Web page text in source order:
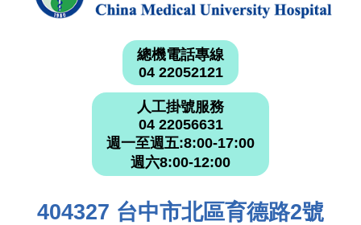
總機電話專線
04 22052121
人工掛號服務
04 22056631
週一至週五:8:00-17:00
週六8:00-12:00
404327 台中市北區育德路2號